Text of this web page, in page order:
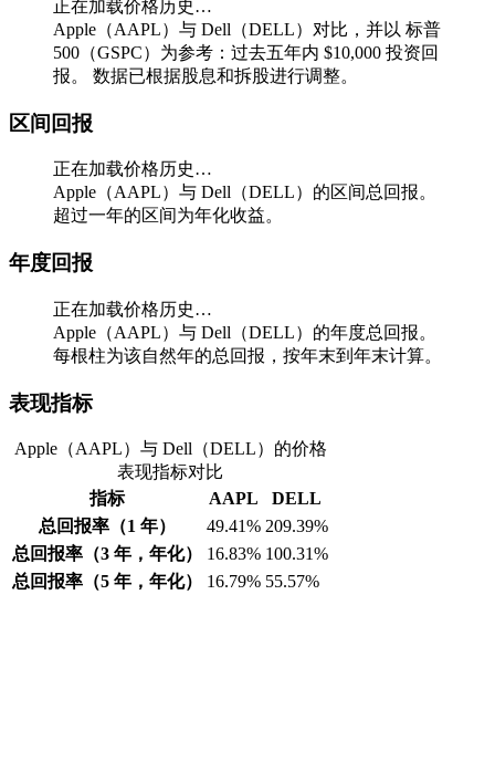
正在加载价格历史…
Apple（AAPL）与 Dell（DELL）对比，并以 标普
500（GSPC）为参考：过去五年内 $10,000 投资回
报。
数据已根据股息和拆股进行调整。
区间回报
正在加载价格历史…
Apple（AAPL）与 Dell（DELL）的区间总回报。
超过一年的区间为年化收益。
年度回报
正在加载价格历史…
Apple（AAPL）与 Dell（DELL）的年度总回报。
每根柱为该自然年的总回报，按年末到年末计算。
表现指标
Apple（AAPL）与 Dell（DELL）的价格
表现指标对比
指标
AAPL
DELL
总回报率（1 年）
49.41% 209.39%
总回报率（3 年，年化）
16.83% 100.31%
总回报率（5 年，年化）
16.79% 55.57%